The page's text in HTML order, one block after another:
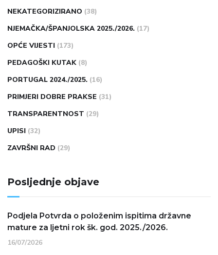
NEKATEGORIZIRANO (38)
NJEMAČKA/ŠPANJOLSKA 2025./2026. (17)
OPĆE VIJESTI (173)
PEDAGOŠKI KUTAK (8)
PORTUGAL 2024./2025. (16)
PRIMJERI DOBRE PRAKSE (31)
TRANSPARENTNOST (29)
UPISI (32)
ZAVRŠNI RAD (29)
Posljednje objave
Podjela Potvrda o položenim ispitima državne
mature za ljetni rok šk. god. 2025./2026.
16/07/2026